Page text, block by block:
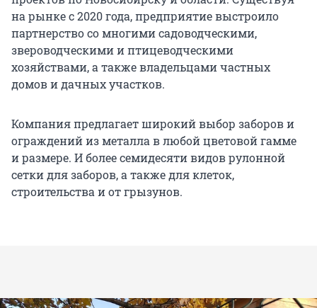
на рынке с 2020 года, предприятие выстроило
партнерство со многими садоводческими,
звероводческими и птицеводческими
хозяйствами, а также владельцами частных
домов и дачных участков.
Компания предлагает широкий выбор заборов и
ограждений из металла в любой цветовой гамме
и размере. И более семидесяти видов рулонной
сетки для заборов, а также для клеток,
строительства и от грызунов.